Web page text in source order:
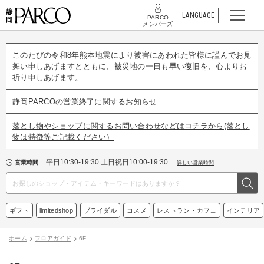
PARCO
メンバーズ
LANGUAGE
このたびの令和8年熊本地震により被害にあわれた皆様に謹んでお見
舞い申しあげますとともに、被災地の一日も早い復旧を、心よりお
祈り申しあげます。
静岡PARCOの営業終了に関するお知らせ
落とし物やショップに関するお問い合わせなどはコチラから(落とし
物は特徴等ご記載ください）
営業時間 平日10:30-19:30 土日祝日10:00-19:30 詳しい営業時間
ギフト limitedshop ブライダル コスメ レストラン・カフェ インテリア
ホーム フロアガイド 6F